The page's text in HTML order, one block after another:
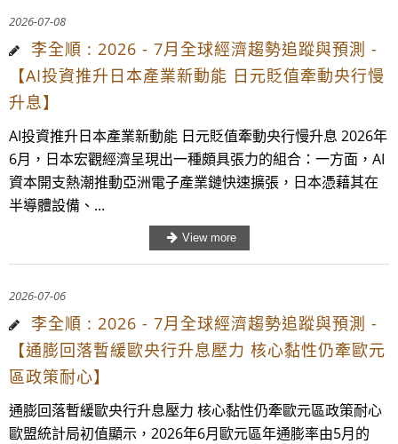
2026-07-08
李全順 : 2026 - 7月全球經濟趨勢追蹤與預測 -
【AI投資推升日本產業新動能 日元貶值牽動央行慢
升息】
AI投資推升日本產業新動能 日元貶值牽動央行慢升息 2026年
6月，日本宏觀經濟呈現出一種頗具張力的組合：一方面，AI
資本開支熱潮推動亞洲電子產業鏈快速擴張，日本憑藉其在
半導體設備、...
2026-07-06
李全順 : 2026 - 7月全球經濟趨勢追蹤與預測 -
【通膨回落暫緩歐央行升息壓力 核心黏性仍牽歐元
區政策耐心】
通膨回落暫緩歐央行升息壓力 核心黏性仍牽歐元區政策耐心
歐盟統計局初值顯示，2026年6月歐元區年通膨率由5月的